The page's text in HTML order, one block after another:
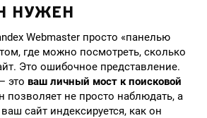
НУЖЕН
Webmaster просто «панелью
где можно посмотреть, сколько
Это ошибочное представление.
это ваш личный мост к поисковой
позволяет не просто наблюдать, а
сайт индексируется, как он